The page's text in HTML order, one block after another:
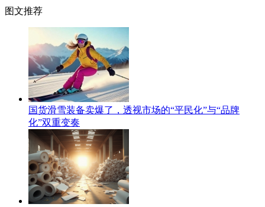
图文推荐
国货滑雪装备卖爆了，透视市场的“平民化”与“品牌
化”双重变奏